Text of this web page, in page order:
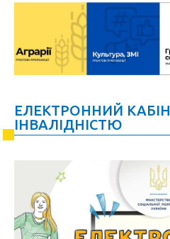
ЕЛЕКТРОННИЙ
ІНВАЛІДНІСТЮ